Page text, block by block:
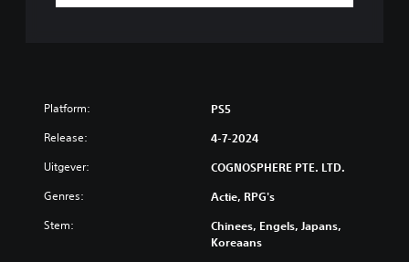
Platform: PS5
Release: 4-7-2024
Uitgever: COGNOSPHERE PTE. LTD.
Genres: Actie, RPG's
Stem:
Chinees, Engels, Japans,
Koreaans